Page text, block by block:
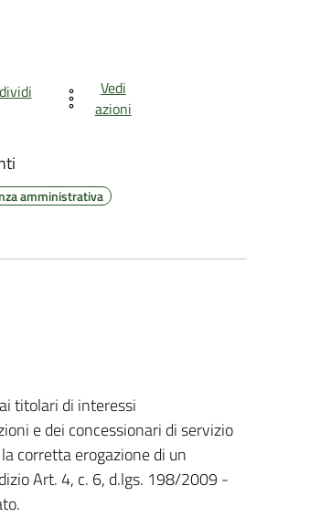
Vedi
azioni
amministrativa
titolari di interessi
e dei concessionari di servizio
corretta erogazione di un
Art. 4, c. 6, d.lgs. 198/2009 -